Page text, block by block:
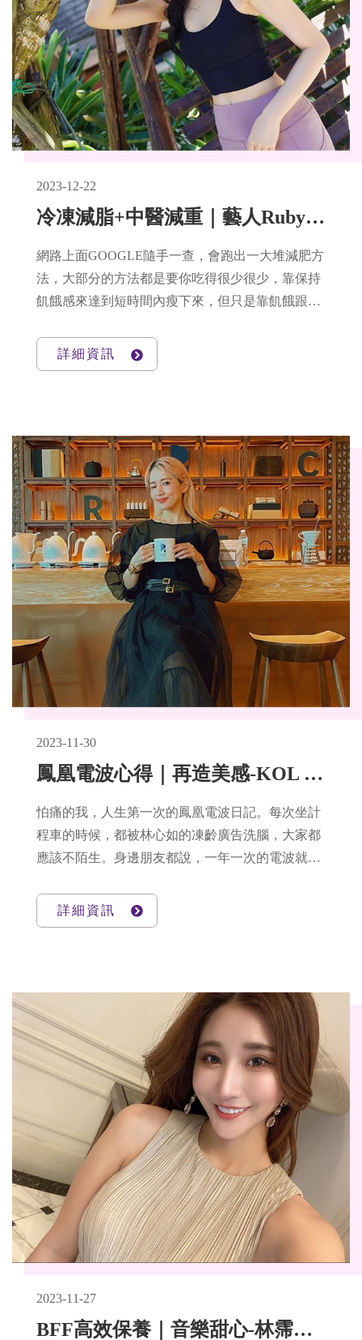
2023-12-22
冷凍減脂+中醫減重｜藝人Ruby（林珮瑩）- 悠美中西醫量身打造減重計畫
網路上面GOOGLE隨手一查，會跑出一大堆減肥方
法，大部分的方法都是要你吃得很少很少，靠保持
飢餓感來達到短時間內瘦下來，但只是靠飢餓跟少
開始瘦下來，等妳不小心多吃一點東西就會復胖，
變成泡芙人的體質。大部分的人過不了多久就會對
詳細資訊
2023-11-30
鳳凰電波心得｜再造美感-KOL Machicoco逆齡美肌，是不是很痛？
怕痛的我，人生第一次的鳳凰電波日記。每次坐計
程車的時候，都被林心如的凍齡廣告洗腦，大家都
應該不陌生。身邊朋友都說，一年一次的電波就像
我，遲遲不敢挑戰，後來看到身邊的朋友們， ​各個
做完效果真的太吸引人了，這次終於下決心為了漂
詳細資訊
2023-11-27
BFF高效保養｜音樂甜心-林霈媞Patty 肌膚頂級保養